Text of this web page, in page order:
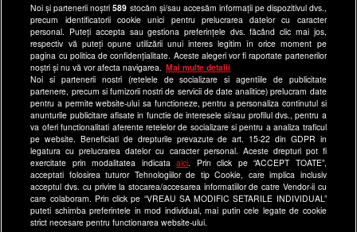
Program Happy Channel
Echipa editorială
Site-uri Antena Group
a1.ro
antenastars.ro
as.ro
catine.ro
chefi.ro
deparinti.ro
medicool.ro
Noi și partenerii noștri589 stocăm și/sau accesăm informații pe dispozitivul dvs.,
precum identificatorii cookie unici pentru prelucrarea datelor cu caracter
personal. Puteți accepta sau gestiona preferințele dvs. făcând clic mai jos,
respectiv vă puteți opune utilizării unui interes legitim în orice moment pe
pagina cu politica de confidențialitate. Aceste alegeri vor fi raportate partenerilor
noștri și nu vă vor afecta navigarea.
Mai multe detalii
Noi si partenerii nostri (retelele de socializare si agentiile de publicitate
partenere, precum si furnizorii nostri de servicii de date analitice) prelucram date
pentru a permite website-ului sa functioneze, pentru a personaliza continutul si
anunturile publicitare afisate in functie de interesele si/sau profilul dvs., pentru a
va oferi functionalitati aferente retelelor de socializare si pentru a analiza traficul
pe website. Beneficiati de drepturile prevazute de art. 15-22 din GDPR in
legatura cu prelucrarea datelor cu caracter personal. Aceste drepturi pot fi
exercitate prin modalitatea indicataaici . Prin click pe “ACCEPT TOATE”,
acceptati folosirea tuturor Tehnologiilor de tip Cookie, care implica inclusiv
acceptul dvs. cu privire la stocarea/accesarea informatiilor de catre Vendor-ii cu
care colaboram. Prin click pe “VREAU SA MODIFIC SETARILE INDIVIDUAL”
puteti schimba preferintele in mod individual, mai putin cele legate de cookie
strict necesare pentru functionarea website-ului.